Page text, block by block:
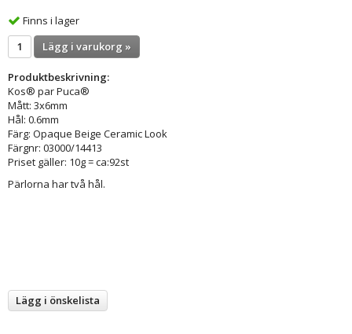
Finns i lager
Lägg i varukorg »
Produktbeskrivning:
Kos® par Puca®
Mått: 3x6mm
Hål: 0.6mm
Färg: Opaque Beige Ceramic Look
Färgnr: 03000/14413
Priset gäller: 10g = ca:92st
Pärlorna har två hål.
Lägg i önskelista